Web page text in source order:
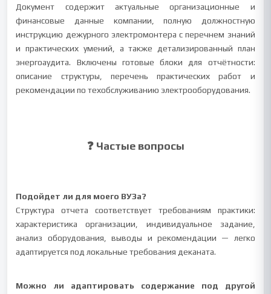
Документ содержит актуальные организационные и
финансовые данные компании, полную должностную
инструкцию дежурного электромонтера с перечнем знаний
и практических умений, а также детализированный план
энергоаудита. Включены готовые блоки для отчётности:
описание структуры, перечень практических работ и
рекомендации по техобслуживанию электрооборудования.
❓ Частые вопросы
Подойдет ли для моего ВУЗа?
Структура отчета соответствует требованиям практики:
характеристика организации, индивидуальное задание,
анализ оборудования, выводы и рекомендации — легко
адаптируется под локальные требования деканата.
Можно ли адаптировать содержание под другой